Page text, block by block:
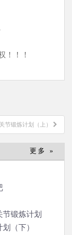
！！！
节锻炼计划（上）
更多 »
节锻炼计划
（下）